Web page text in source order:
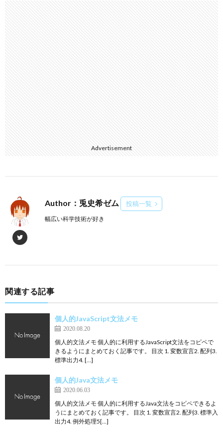
Advertisement
Author：兎史希ゼム 投稿一覧
幅広い科学技術が好き
関連する記事
個人的JavaScript文法メモ
2020.08.20
個人的文法メモ 個人的に利用するJavaScript文法をコピペで
きるようにまとめておく記事です。 目次 1. 変数宣言2. 配列3.
標準出力4. […]
個人的Java文法メモ
2020.06.03
個人的文法メモ 個人的に利用するJava文法をコピペできるよ
うにまとめておく記事です。 目次 1. 変数宣言2. 配列3. 標準入
出力4. 例外処理5[…]